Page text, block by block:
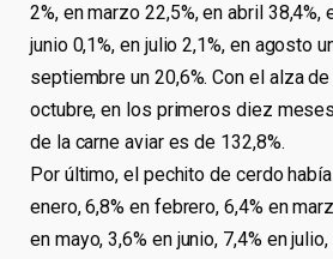
2%, en marzo 22,5%, en abril 38,4%,
junio 0,1%, en julio 2,1%, en agosto
septiembre un 20,6%. Con el alza
octubre, en los primeros diez
de la carne aviar es de 132,8%.
Por último, el pechito de cerdo
enero, 6,8% en febrero, 6,4% en
en mayo, 3,6% en junio, 7,4% en